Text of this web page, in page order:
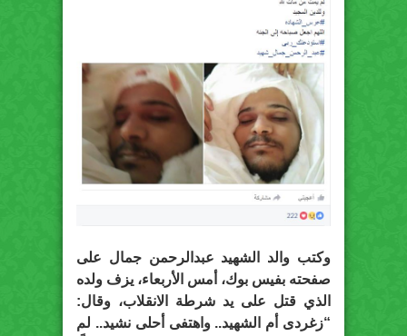
وكتب والد الشهيد عبدالرحمن جمال على
صفحته بفيس بوك، أمس الأربعاء، يزف ولده
الذي قتل على يد شرطة الانقلاب، وقال:
“زغردى أم الشهيد.. واهتفى أحلى نشيد.. لم